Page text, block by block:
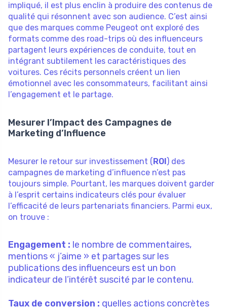
impliqué, il est plus enclin à produire des contenus de
qualité qui résonnent avec son audience. C’est ainsi
que des marques comme Peugeot ont exploré des
formats comme des road-trips où des influenceurs
partagent leurs expériences de conduite, tout en
intégrant subtilement les caractéristiques des
voitures. Ces récits personnels créent un lien
émotionnel avec les consommateurs, facilitant ainsi
l’engagement et le partage.
Mesurer l’Impact des Campagnes de
Marketing d’Influence
Mesurer le retour sur investissement (ROI) des
campagnes de marketing d’influence n’est pas
toujours simple. Pourtant, les marques doivent garder
à l’esprit certains indicateurs clés pour évaluer
l’efficacité de leurs partenariats financiers. Parmi eux,
on trouve :
Engagement : le nombre de commentaires,
mentions « j’aime » et partages sur les
publications des influenceurs est un bon
indicateur de l’intérêt suscité par le contenu.
Taux de conversion : quelles actions concrètes